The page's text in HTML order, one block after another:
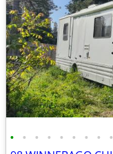
• • • • • • • • •